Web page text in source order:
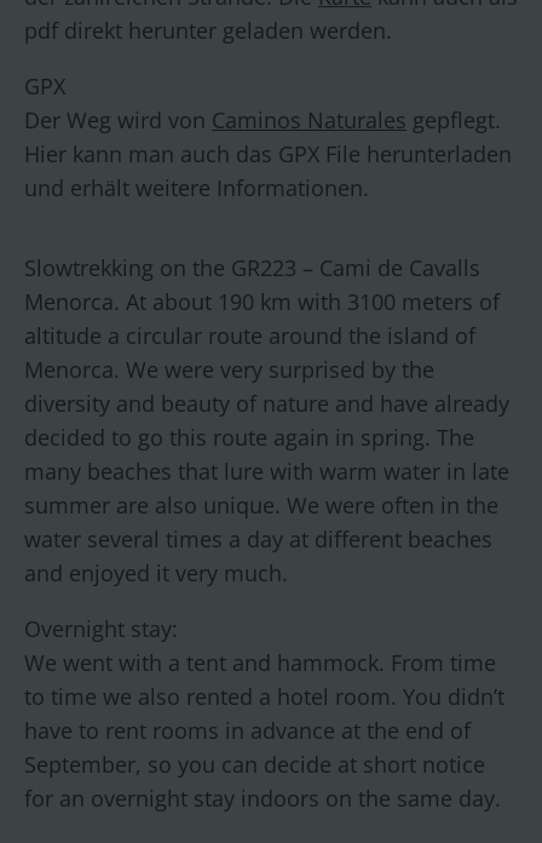
pdf direkt herunter geladen werden.
GPX
Der Weg wird von Caminos Naturales gepflegt.
Hier kann man auch das GPX File herunterladen
und erhält weitere Informationen.
Slowtrekking on the GR223 – Cami de Cavalls
Menorca. At about 190 km with 3100 meters of
altitude a circular route around the island of
Menorca. We were very surprised by the
diversity and beauty of nature and have already
decided to go this route again in spring. The
many beaches that lure with warm water in late
summer are also unique. We were often in the
water several times a day at different beaches
and enjoyed it very much.
Overnight stay:
We went with a tent and hammock. From time
to time we also rented a hotel room. You didn’t
have to rent rooms in advance at the end of
September, so you can decide at short notice
for an overnight stay indoors on the same day.